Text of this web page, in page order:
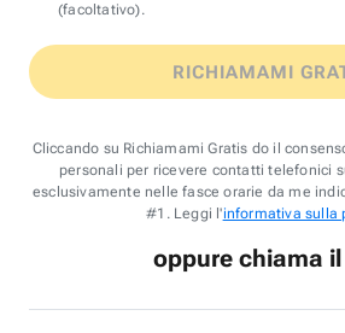
(facoltativo).
RICHIAMAMI
Cliccando su Richiamami Gratis do il
personali per ricevere contatti telefonici
esclusivamente nelle fasce orarie da me
#1. Leggi l'informativa sulla
oppure chiama il